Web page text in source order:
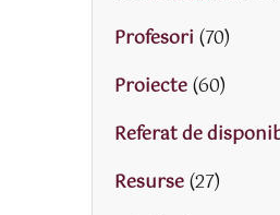
Profesori (70)
Proiecte(60)
Referat de
Resurse(27)